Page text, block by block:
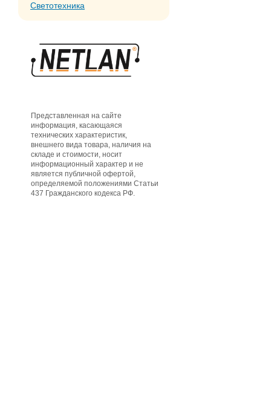
Светотехника
Представленная на сайте
информация, касающаяся
технических характеристик,
внешнего вида товара, наличия на
складе и стоимости, носит
информационный характер и не
является публичной офертой,
определяемой положениями Статьи
437 Гражданского кодекса РФ.